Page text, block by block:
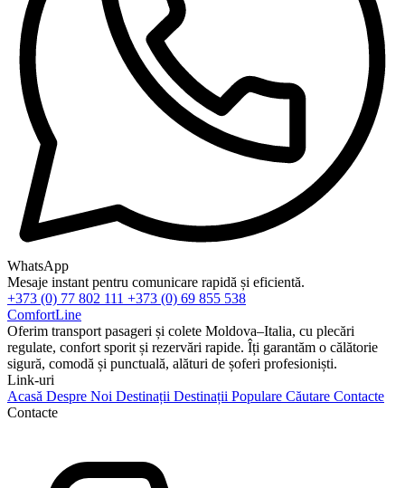
WhatsApp
Mesaje instant pentru comunicare rapidă și eficientă.
+373 (0) 77 802 111 +373 (0) 69 855 538
ComfortLine
Oferim transport pasageri și colete Moldova–Italia, cu plecări
regulate, confort sporit și rezervări rapide. Îți garantăm o călătorie
sigură, comodă și punctuală, alături de șoferi profesioniști.
Link-uri
Acasă Despre Noi Destinații Destinații Populare Căutare Contacte
Contacte